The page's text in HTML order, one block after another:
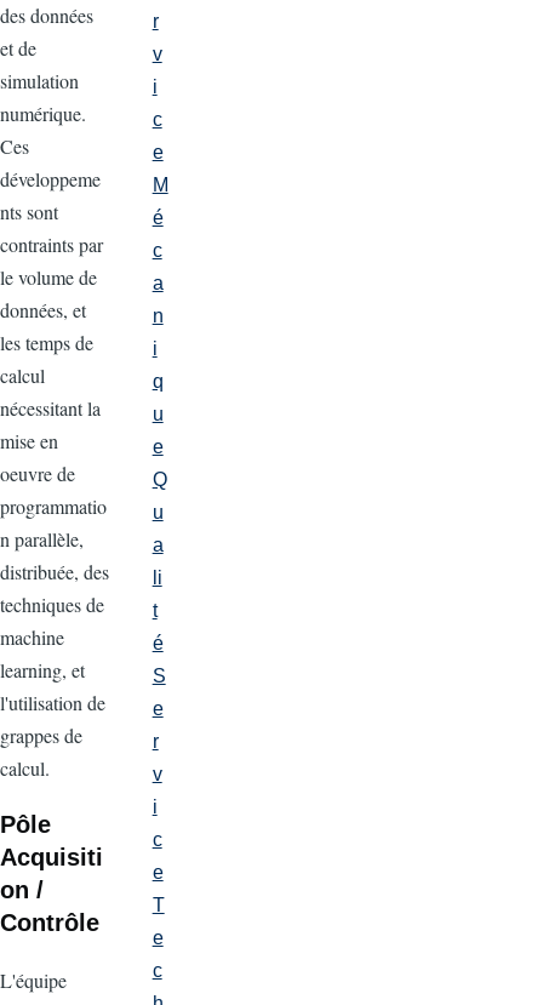
des données
et de
simulation
numérique.
Ces
développeme
nts sont
contraints par
le volume de
données, et
les temps de
calcul
nécessitant la
mise en
oeuvre de
programmatio
n parallèle,
distribuée, des
techniques de
machine
learning, et
l'utilisation de
grappes de
calcul.
Pôle
Acquisiti
on /
Contrôle
L'équipe
r
v
i
c
e
M
é
c
a
n
i
q
u
e
Q
u
a
li
t
é
S
e
r
v
i
c
e
T
e
c